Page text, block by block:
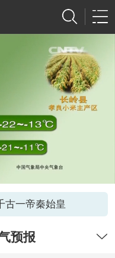
古一帝秦始皇
预报